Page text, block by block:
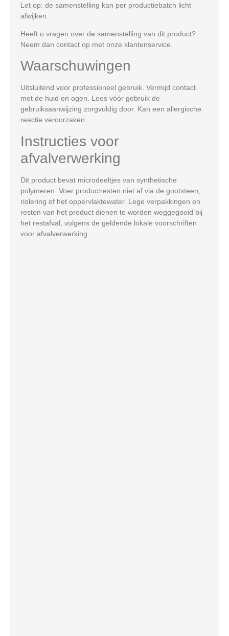
Let op: de samenstelling kan per productiebatch licht
afwijken.
Heeft u vragen over de samenstelling van dit product?
Neem dan contact op met onze klantenservice.
Waarschuwingen
Uitsluitend voor professioneel gebruik. Vermijd contact
met de huid en ogen. Lees vóór gebruik de
gebruiksaanwijzing zorgvuldig door. Kan een allergische
reactie veroorzaken.
Instructies voor
afvalverwerking
Dit product bevat microdeeltjes van synthetische
polymeren. Voer productresten niet af via de gootsteen,
riolering of het oppervlaktewater. Lege verpakkingen en
resten van het product dienen te worden weggegooid bij
het restafval, volgens de geldende lokale voorschriften
voor afvalverwerking.